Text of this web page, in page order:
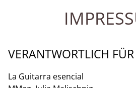
VERANTWORTLICH
La Guitarra esencial